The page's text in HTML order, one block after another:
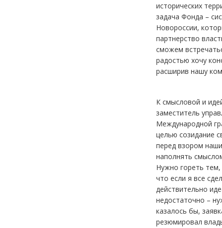
исторических
задача Фонда –
Новороссии,
партнерство
сможем
радостью хочу
расширив нашу
К смысловой и
заместитель
Международной
целью созидание
перед взором
наполнять
Нужно гореть
что если я все
действительно
недостаточно –
казалось бы,
резюмировал